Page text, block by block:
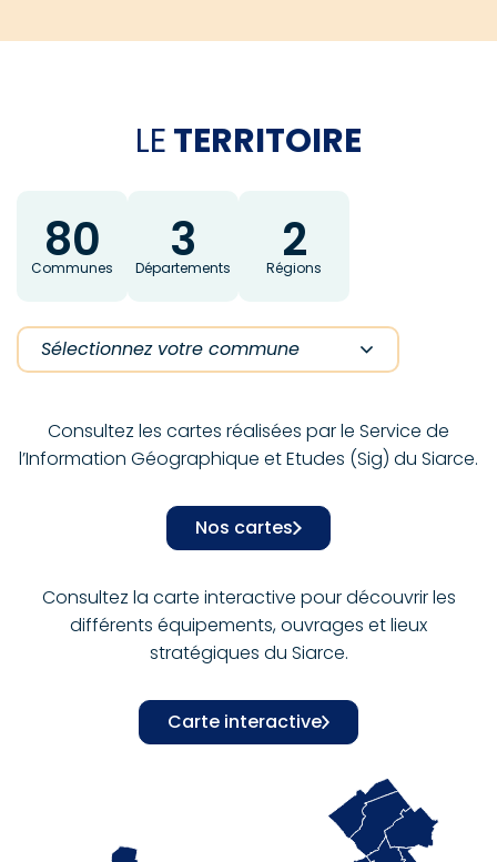
LETERRITOIRE
80
Communes 3
Départements 2
Régions
Sélectionnez votre commune
Consultez les cartes réalisées par le Service de
l’Information Géographique et Etudes (Sig) du Siarce.
Nos cartes
Consultez la carte interactive pour découvrir les
différents équipements, ouvrages et lieux
stratégiques du Siarce.
Carte interactive